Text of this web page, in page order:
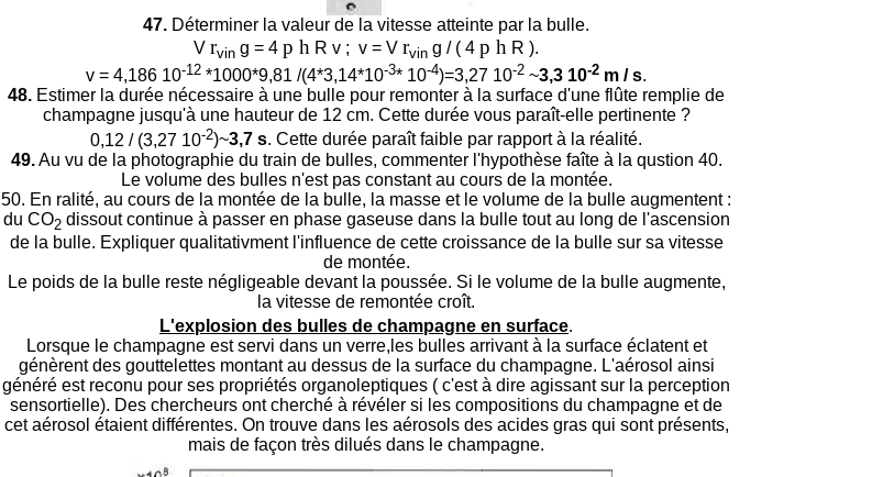
47. Déterminer la valeur de la vitesse atteinte par la bulle.
V rvin g = 4 p h R v ; v = V rvin g / ( 4 p h R ).
v = 4,186 10-12 *1000*9,81 /(4*3,14*10-3* 10-4)=3,27 10-2 ~3,3 10-2 m / s.
48. Estimer la durée nécessaire à une bulle pour remonter à la surface d'une flûte remplie de
champagne jusqu'à une hauteur de 12 cm. Cette durée vous paraît-elle pertinente ?
0,12 / (3,27 10-2)~3,7 s. Cette durée paraît faible par rapport à la réalité.
49.Au vu de la photographie du train de bulles, commenter l'hypothèse faîte à la qustion 40.
Le volume des bulles n'est pas constant au cours de la montée.
50. En ralité, au cours de la montée de la bulle, la masse et le volume de la bulle augmentent :
du CO2dissout continue à passer en phase gaseuse dans la bulle tout au long de l'ascension
de la bulle. Expliquer qualitativment l'influence de cette croissance de la bulle sur sa vitesse
de montée.
Le poids de la bulle reste négligeable devant la poussée. Si le volume de la bulle augmente,
la vitesse de remontée croît.
L'explosion des bulles de champagne en surface.
Lorsque le champagne est servi dans un verre,les bulles arrivant à la surface éclatent et
génèrent des gouttelettes montant au dessus de la surface du champagne. L'aérosol ainsi
généré est reconu pour ses propriétés organoleptiques ( c'est à dire agissant sur la perception
sensortielle). Des chercheurs ont cherché à révéler si les compositions du champagne et de
cet aérosol étaient différentes. On trouve dans les aérosols des acides gras qui sont présents,
mais de façon très dilués dans le champagne.